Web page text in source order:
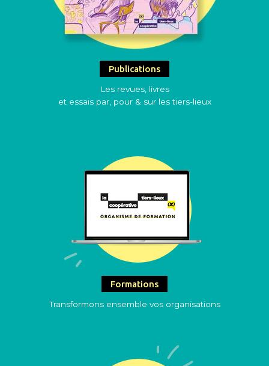
Publications
Les revues, livres
et essais par, pour & sur les tiers-lieux
Formations
Transformons ensemble vos organisations